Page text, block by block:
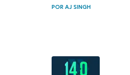
POR AJ SINGH